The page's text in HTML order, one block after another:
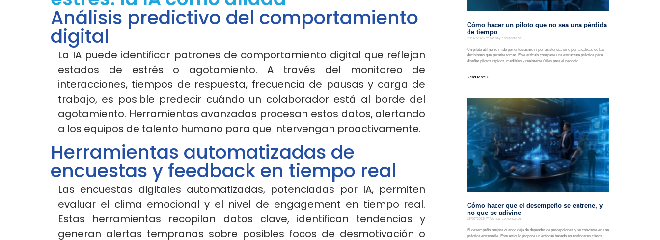
Análisis predictivo del comportamiento
digital
La IA puede identificar patrones de comportamiento digital que reflejan
estados de estrés o agotamiento. A través del monitoreo de
interacciones, tiempos de respuesta, frecuencia de pausas y carga de
trabajo, es posible predecir cuándo un colaborador está al borde del
agotamiento. Herramientas avanzadas procesan estos datos, alertando
a los equipos de talento humano para que intervengan proactivamente.
Herramientas automatizadas de
encuestas y feedback en tiempo real
Las encuestas digitales automatizadas, potenciadas por IA, permiten
evaluar el clima emocional y el nivel de engagement en tiempo real.
Estas herramientas recopilan datos clave, identifican tendencias y
generan alertas tempranas sobre posibles focos de desmotivación o
Cómo hacer un piloto que no sea una pérdida
de tiempo
28/07/2026 No hay comentarios
Un piloto útil no se mide por entusiasmo ni por asistencia, sino por la calidad de las
decisiones que permite tomar. Este artículo comparte una estructura práctica para
diseñar pilotos rápidos, medibles y realmente útiles para el negocio.
Read More »
Cómo hacer que el desempeño se entrene, y
no que se adivine
28/07/2026 No hay comentarios
El desempeño mejora cuando deja de depender de percepciones y se convierte en una
práctica entrenable. Este artículo propone un enfoque basado en estándares claros,